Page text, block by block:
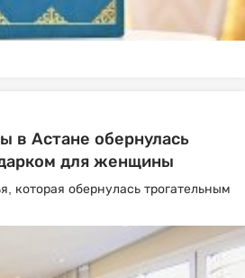
в Астане обернулась
для женщины
которая обернулась трогательным